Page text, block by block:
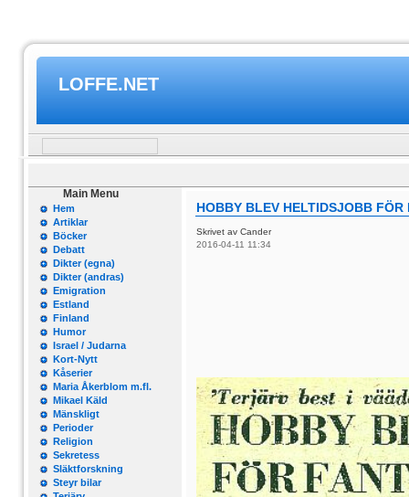
LOFFE.NET
Main Menu
Hem
Artiklar
Böcker
Debatt
Dikter (egna)
Dikter (andras)
Emigration
Estland
Finland
Humor
Israel / Judarna
Kort-Nytt
Kåserier
Maria Åkerblom m.fl.
Mikael Käld
Mänskligt
Perioder
Religion
Sekretess
Släktforskning
Steyr bilar
HOBBY BLEV HELTIDSJOBB
Skrivet av Cander
2016-04-11 11:34